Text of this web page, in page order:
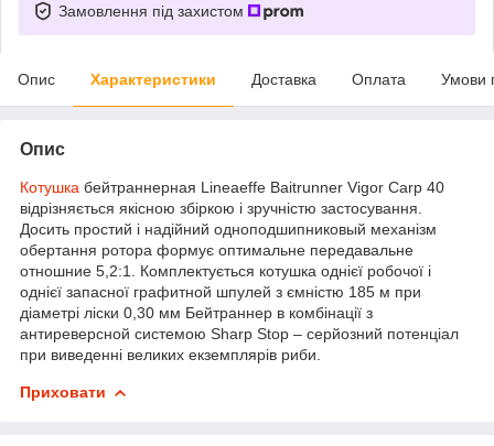
Замовлення під захистом
Опис Характеристики Доставка Оплата Умови
Опис
Котушка бейтраннерная Lineaeffe Baitrunner Vigor Carp 40
відрізняється якісною збіркою і зручністю застосування.
Досить простий і надійний одноподшипниковый механізм
обертання ротора формує оптимальне передавальне
отношние 5,2:1. Комплектується котушка однієї робочої і
однієї запасної графитной шпулей з ємністю 185 м при
діаметрі ліски 0,30 мм Бейтраннер в комбінації з
антиреверсной системою Sharp Stop – серйозний потенціал
при виведенні великих екземплярів риби.
Приховати